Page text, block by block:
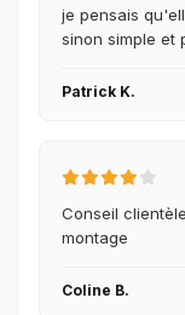
je pensais
sinon simple et
Patrick K.
Conseil
montage
Coline B.